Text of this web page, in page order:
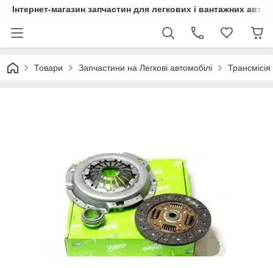
Інтернет-магазин запчастин для легкових і вантажних
Товари Запчастини на Легкові автомобілі Трансмісія